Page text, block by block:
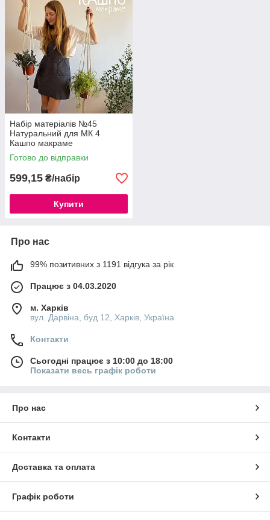
Набір матеріалів №45
Натуральний для МК 4
Кашпо макраме
Готово до відправки
599,15 ₴/набір
Купити
Про нас
99% позитивних з 1191 відгука за рік
Працює з 04.03.2020
м. Харків
вул. Дарвіна, буд 12, Харків, Україна
Контакти
Сьогодні працює з 10:00 до 18:00
Показати весь графік роботи
Про нас
Контакти
Доставка та оплата
Графік роботи